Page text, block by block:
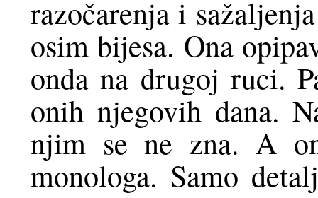
razočarenja i
osim bijesa. Ona
onda na drugoj ruci.
onih njegovih dana.
njim se ne zna. A
monologa. Samo